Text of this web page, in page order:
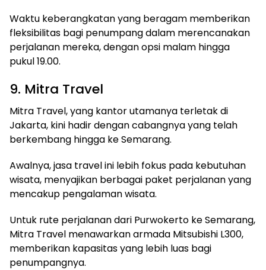
Waktu keberangkatan yang beragam memberikan
fleksibilitas bagi penumpang dalam merencanakan
perjalanan mereka, dengan opsi malam hingga
pukul 19.00.
9. Mitra Travel
Mitra Travel, yang kantor utamanya terletak di
Jakarta, kini hadir dengan cabangnya yang telah
berkembang hingga ke Semarang.
Awalnya, jasa travel ini lebih fokus pada kebutuhan
wisata, menyajikan berbagai paket perjalanan yang
mencakup pengalaman wisata.
Untuk rute perjalanan dari Purwokerto ke Semarang,
Mitra Travel menawarkan armada Mitsubishi L300,
memberikan kapasitas yang lebih luas bagi
penumpangnya.